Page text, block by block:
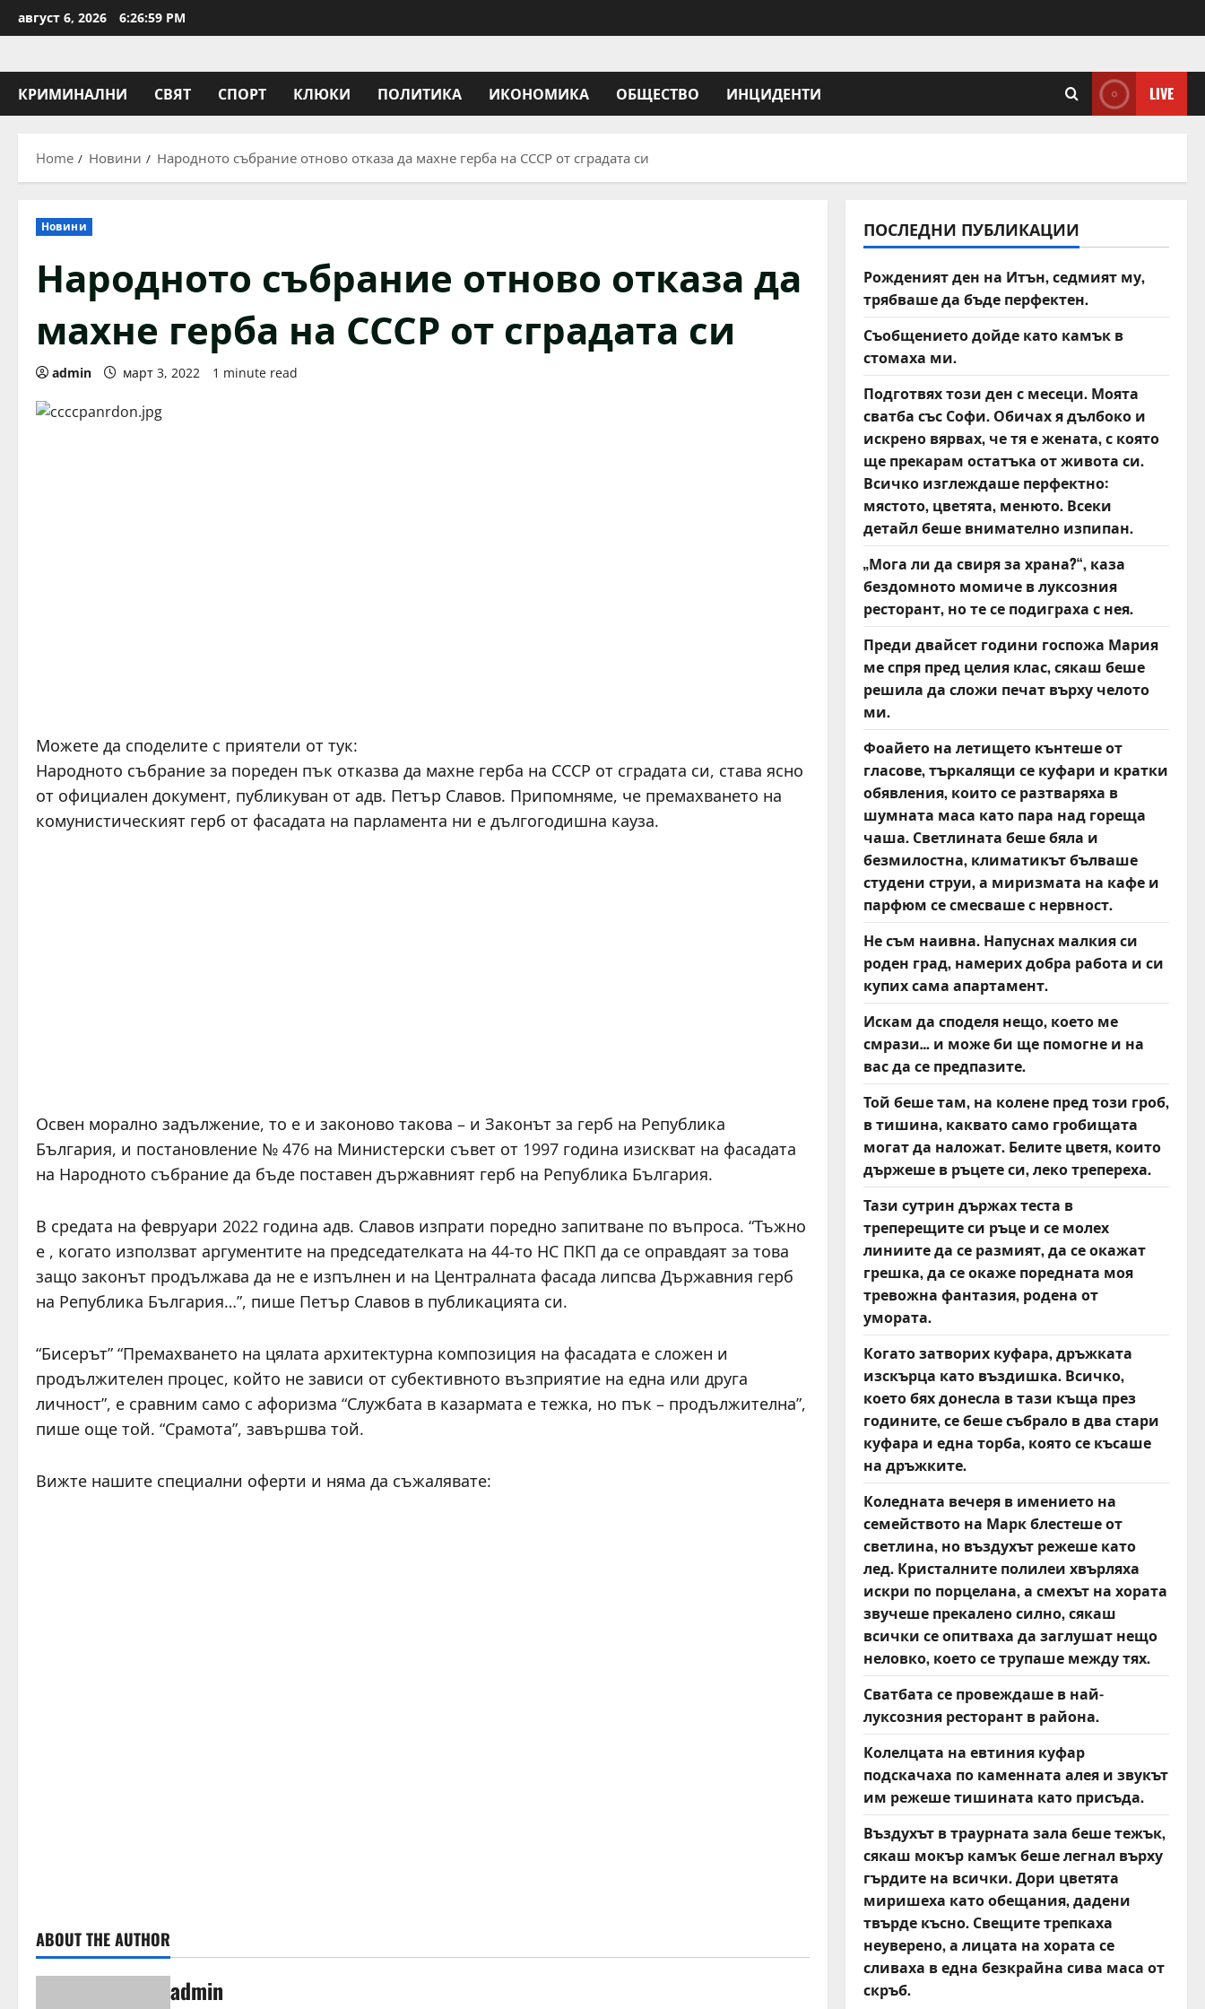
to
август 6, 2026 6:26:59 PM
КРИМИНАЛНИ СВЯТ СПОРТ КЛЮКИ ПОЛИТИКА ИКОНОМИКА ОБЩЕСТВО ИНЦИДЕНТИ LIVE
Home Новини Народното събрание отново отказа да махне герба на СССР от сградата си
Новини
Народното събрание отново отказа да
махне герба на СССР от сградата си
admin март 3, 2022 1 minute read
Можете да споделите с приятели от тук:
Народното събрание за пореден пък отказва да махне герба на СССР от сградата си, става ясно
от официален документ, публикуван от адв. Петър Славов. Припомняме, че премахването на
комунистическият герб от фасадата на парламента ни е дългогодишна кауза.
Освен морално задължение, то е и законово такова – и Законът за герб на Република
България, и постановление № 476 на Министерски съвет от 1997 година изискват на фасадата
на Народното събрание да бъде поставен държавният герб на Република България.
В средата на февруари 2022 година адв. Славов изпрати поредно запитване по въпроса. “Тъжно
е , когато използват аргументите на председателката на 44-то НС ПКП да се оправдаят за това
защо законът продължава да не е изпълнен и на Централната фасада липсва Държавния герб
на Република България…”, пише Петър Славов в публикацията си.
“Бисерът” “Премахването на цялата архитектурна композиция на фасадата е сложен и
продължителен процес, който не зависи от субективното възприятие на една или друга
личност”, е сравним само с афоризма “Службата в казармата е тежка, но пък – продължителна”,
пише още той. “Срамота”, завършва той.
Вижте нашите специални оферти и няма да съжалявате:
ABOUT THE AUTHOR
admin
ПОСЛЕДНИ ПУБЛИКАЦИИ
Рожденият ден на Итън, седмият му,
трябваше да бъде перфектен.
Съобщението дойде като камък в
стомаха ми.
Подготвях този ден с месеци. Моята
сватба със Софи. Обичах я дълбоко и
искрено вярвах, че тя е жената, с която
ще прекарам остатъка от живота си.
Всичко изглеждаше перфектно:
мястото, цветята, менюто. Всеки
детайл беше внимателно изпипан.
„Мога ли да свиря за храна?“, каза
бездомното момиче в луксозния
ресторант, но те се подиграха с нея.
Преди двайсет години госпожа Мария
ме спря пред целия клас, сякаш беше
решила да сложи печат върху челото
ми.
Фоайето на летището кънтеше от
гласове, търкалящи се куфари и кратки
обявления, които се разтваряха в
шумната маса като пара над гореща
чаша. Светлината беше бяла и
безмилостна, климатикът бълваше
студени струи, а миризмата на кафе и
парфюм се смесваше с нервност.
Не съм наивна. Напуснах малкия си
роден град, намерих добра работа и си
купих сама апартамент.
Искам да споделя нещо, което ме
смрази… и може би ще помогне и на
вас да се предпазите.
Той беше там, на колене пред този гроб,
в тишина, каквато само гробищата
могат да наложат. Белите цветя, които
държеше в ръцете си, леко трепереха.
Тази сутрин държах теста в
треперещите си ръце и се молех
линиите да се размият, да се окажат
грешка, да се окаже поредната моя
тревожна фантазия, родена от
умората.
Когато затворих куфара, дръжката
изскърца като въздишка. Всичко,
което бях донесла в тази къща през
годините, се беше събрало в два стари
куфара и една торба, която се късаше
на дръжките.
Коледната вечеря в имението на
семейството на Марк блестеше от
светлина, но въздухът режеше като
лед. Кристалните полилеи хвърляха
искри по порцелана, а смехът на хората
звучеше прекалено силно, сякаш
всички се опитваха да заглушат нещо
неловко, което се трупаше между тях.
Сватбата се провеждаше в най-
луксозния ресторант в района.
Колелцата на евтиния куфар
подскачаха по каменната алея и звукът
им режеше тишината като присъда.
Въздухът в траурната зала беше тежък,
сякаш мокър камък беше легнал върху
гърдите на всички. Дори цветята
миришеха като обещания, дадени
твърде късно. Свещите трепкаха
неуверено, а лицата на хората се
сливаха в една безкрайна сива маса от
скръб.